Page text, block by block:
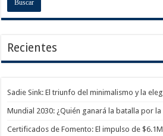
Recientes
Sadie Sink: El triunfo del minimalismo y la
Mundial 2030: ¿Quién ganará la batalla por la
Certificados de Fomento: El impulso de